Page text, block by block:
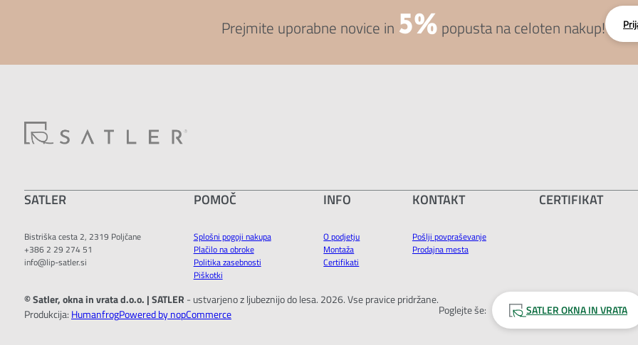
Prejmite uporabne novice in 5% popusta na celoten nakup!
SATLER
Bistriška cesta 2, 2319 Poljčane
+386 2 29 274 51
info@lip-satler.si
POMOČ
Splošni pogoji nakupa
Plačilo na obroke
Politika zasebnosti
Piškotki
INFO
O podjetju
Montaža
Certifikati
KONTAKT
Pošlji povpraševanje
Prodajna mesta
CERTIFIKAT
© Satler, okna in vrata d.o.o. | SATLER - ustvarjeno z ljubeznijo do lesa. 2026. Vse pravice pridržane.
Produkcija: HumanfrogPowered by nopCommerce Poglejte še: SATLER OKNA IN VRATA